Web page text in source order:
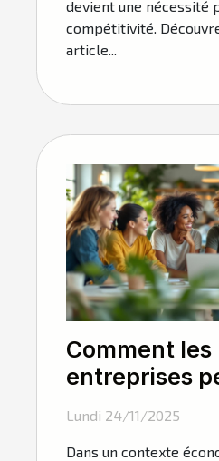
devient une nécessité
compétitivité.
article...
Comment
entreprises
RSE ?
Lundi 24/11/2025
Dans un contexte